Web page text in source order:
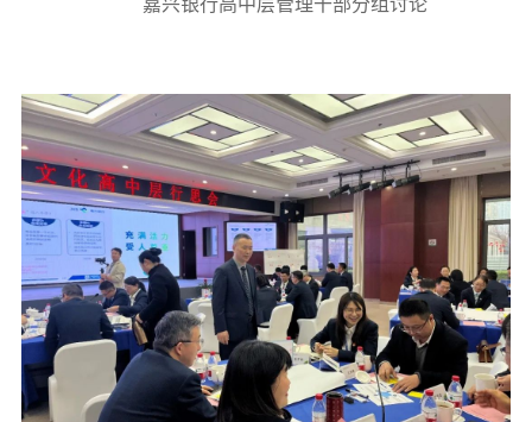
嘉兴银行高中层管理干部分组讨论